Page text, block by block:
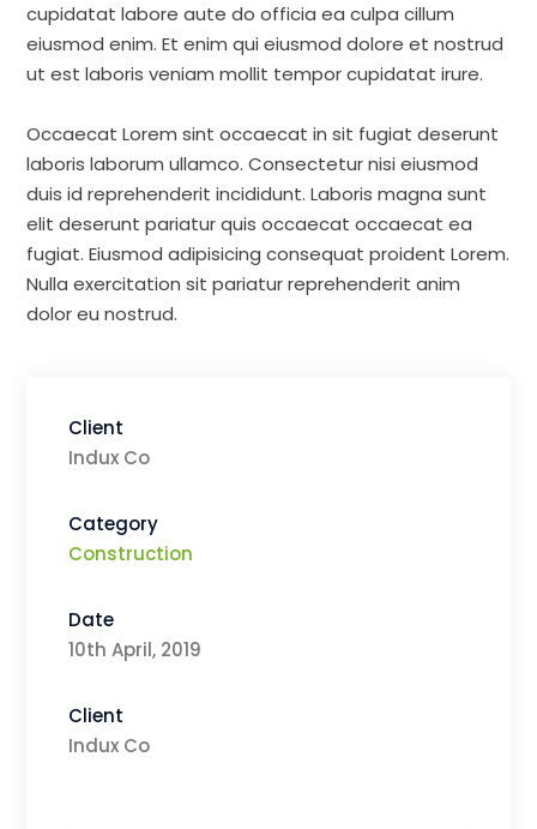
cupidatat labore aute do officia ea culpa cillum
eiusmod enim. Et enim qui eiusmod dolore et nostrud
ut est laboris veniam mollit tempor cupidatat irure.
Occaecat Lorem sint occaecat in sit fugiat deserunt
laboris laborum ullamco. Consectetur nisi eiusmod
duis id reprehenderit incididunt. Laboris magna sunt
elit deserunt pariatur quis occaecat occaecat ea
fugiat. Eiusmod adipisicing consequat proident Lorem.
Nulla exercitation sit pariatur reprehenderit anim
dolor eu nostrud.
Client
Indux Co
Category
Construction
Date
10th April, 2019
Client
Indux Co